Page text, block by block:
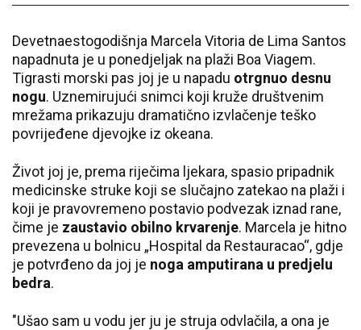
Devetnaestogodišnja Marcela Vitoria de Lima Santos
napadnuta je u ponedjeljak na plaži Boa Viagem.
Tigrasti morski pas joj je u napadu otrgnuo desnu
nogu. Uznemirujući snimci koji kruže društvenim
mrežama prikazuju dramatično izvlačenje teško
povrijeđene djevojke iz okeana.
Život joj je, prema riječima ljekara, spasio pripadnik
medicinske struke koji se slučajno zatekao na plaži i
koji je pravovremeno postavio podvezak iznad rane,
čime je zaustavio obilno krvarenje. Marcela je hitno
prevezena u bolnicu „Hospital da Restauracao“, gdje
je potvrđeno da joj je noga amputirana u predjelu
bedra.
"Ušao sam u vodu jer ju je struja odvlačila, a ona je